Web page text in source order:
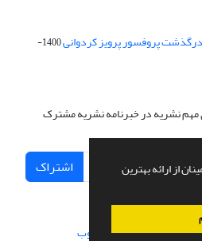
از ارائه بهترین
پروفسور پرویز کردوانی
1400-
مهم نشریه در خبرنامه نشریه مشترک
اشتراک
و پیاده سازی از سیناوب